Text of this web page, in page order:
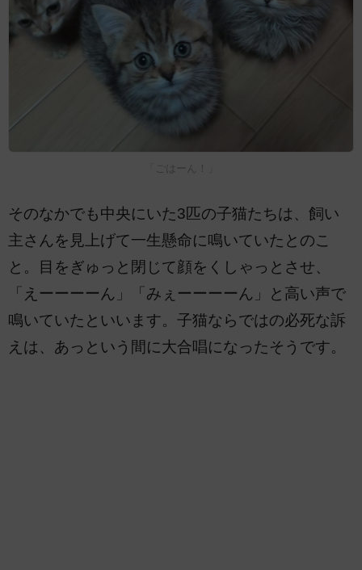
「ごはーん！」
そのなかでも中央にいた3匹の子猫たちは、飼い
主さんを見上げて一生懸命に鳴いていたとのこ
と。目をぎゅっと閉じて顔をくしゃっとさせ、
「えーーーーん」「みぇーーーーん」と高い声で
鳴いていたといいます。子猫ならではの必死な訴
えは、あっという間に大合唱になったそうです。